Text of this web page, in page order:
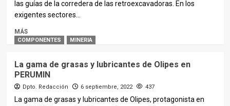
las guías de la corredera de las retroexcavadoras. En los
exigentes sectores...
MÁS
COMPONENTES MINERIA
La gama de grasas y lubricantes de Olipes en
PERUMIN
Dpto. Redacción 6 septiembre, 2022 437
La gama de grasas y lubricantes de Olipes, protagonista en